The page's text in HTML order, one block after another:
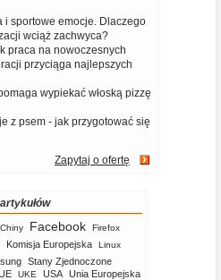
i sportowe emocje. Dlaczego
wciąż zachwyca?
praca na nowoczesnych
przyciąga najlepszych
wypiekać włoską pizzę
z psem - jak przygotować się
Zapytaj o ofertę
Chiny Facebook Firefox
Komisja Europejska Linux
Stany Zjednoczone
UKE USA Unia Europejska